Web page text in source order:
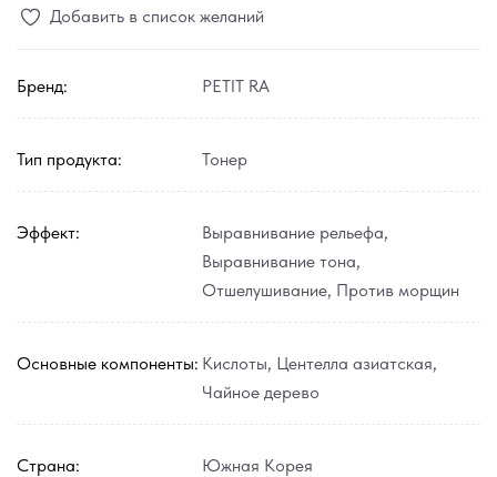
Добавить в список желаний
Бренд: PETIT RA
Тип продукта: Тонер
Эффект: Выравнивание рельефа,
Выравнивание тона,
Отшелушивание, Против морщин
Основные компоненты: Кислоты, Центелла азиатская,
Чайное дерево
Страна: Южная Корея